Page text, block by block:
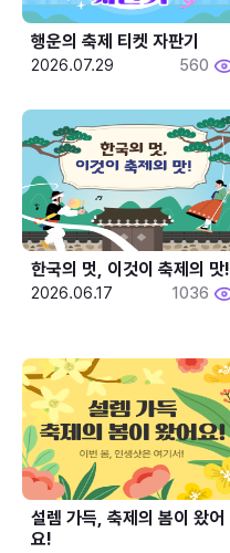
행운의 축제 티켓 자판기
2026.07.29 560
한국의 멋, 이것이 축제의 맛!
2026.06.17 1036
설렘 가득, 축제의 봄이 왔어
요!